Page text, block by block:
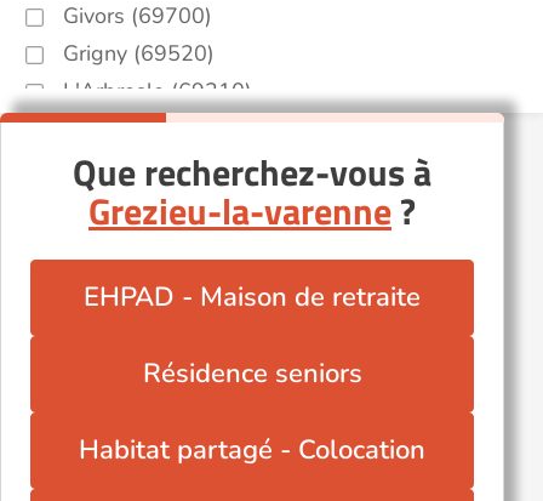
Givors (69700)
Grigny (69520)
L'Arbresle (69210)
Lyon (69000)
Meyzieu (69330)
Oullins (69600)
Saint-Priest (69800)
Saint-Symphorien-d'Ozon (69360)
Sainte-Foy-lès-Lyon (69110)
Vernaison (69390)
Villeurbanne (69100)
Que recherchez-vous à
Grezieu-la-varenne?
EHPAD - Maison de retraite
Résidence seniors
Habitat partagé - Colocation